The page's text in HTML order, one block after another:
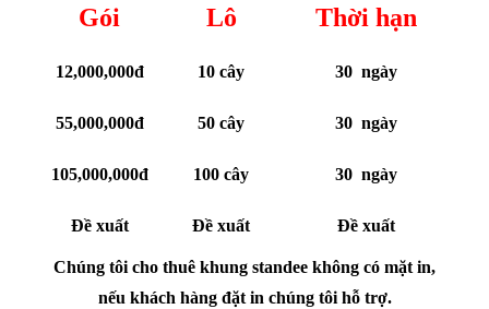
Gói Lô Thời hạn
12,000,000đ 10 cây 30 ngày
55,000,000đ 50 cây 30 ngày
105,000,000đ 100 cây 30 ngày
Đề xuất Đề xuất Đề xuất
Chúng tôi cho thuê khung standee không có mặt in,
nếu khách hàng đặt in chúng tôi hỗ trợ.